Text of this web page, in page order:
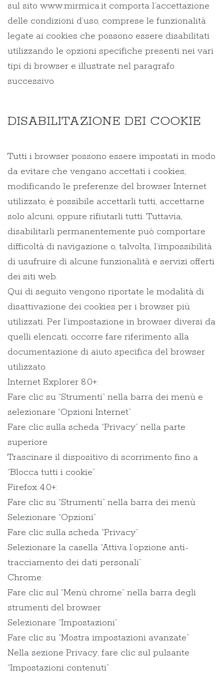
sul sito www.mirmica.it comporta l’accettazione
delle condizioni d’uso, comprese le funzionalità
legate ai cookies che possono essere disabilitati
utilizzando le opzioni specifiche presenti nei vari
tipi di browser e illustrate nel paragrafo
successivo.
DISABILITAZIONE DEI COOKIE
Tutti i browser possono essere impostati in modo
da evitare che vengano accettati i cookies;
modificando le preferenze del browser Internet
utilizzato, è possibile accettarli tutti, accettarne
solo alcuni, oppure rifiutarli tutti. Tuttavia,
disabilitarli permanentemente può comportare
difficoltà di navigazione o, talvolta, l’impossibilità
di usufruire di alcune funzionalità e servizi offerti
dei siti web.
Qui di seguito vengono riportate le modalità di
disattivazione dei cookies per i browser più
utilizzati. Per l’impostazione in browser diversi da
quelli elencati, occorre fare riferimento alla
documentazione di aiuto specifica del browser
utilizzato.
Internet Explorer 8.0+:
Fare clic su “Strumenti” nella barra dei menù e
selezionare “Opzioni Internet”
Fare clic sulla scheda “Privacy” nella parte
superiore
Trascinare il dispositivo di scorrimento fino a
“Blocca tutti i cookie”
Firefox 4.0+:
Fare clic su “Strumenti” nella barra dei menù
Selezionare “Opzioni”
Fare clic sulla scheda “Privacy”
Selezionare la casella “Attiva l’opzione anti-
tracciamento dei dati personali”
Chrome:
Fare clic sul “Menù chrome” nella barra degli
strumenti del browser
Selezionare “Impostazioni”
Fare clic su “Mostra impostazioni avanzate”
Nella sezione Privacy, fare clic sul pulsante
“Impostazioni contenuti”